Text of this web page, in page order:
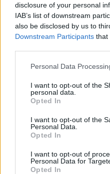
disclosure of your personal
IAB’s list of downstream
also be disclosed by us to
Downstream Participants that
Personal Data
I want to opt-out of the
personal data.
Opted In
I want to opt-out of the
Personal Data.
Opted In
I want to opt-out of
Personal Data for
Opted In